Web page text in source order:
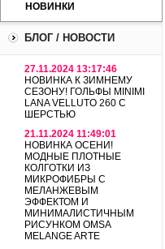
НОВИНКИ
БЛОГ / НОВОСТИ
27.11.2024 13:17:46
НОВИНКА К ЗИМНЕМУ
СЕЗОНУ! ГОЛЬФЫ MINIMI
LANA VELLUTO 260 С
ШЕРСТЬЮ
21.11.2024 11:49:01
НОВИНКА ОСЕНИ!
МОДНЫЕ ПЛОТНЫЕ
КОЛГОТКИ ИЗ
МИКРОФИБРЫ С
МЕЛАНЖЕВЫМ
ЭФФЕКТОМ И
МИНИМАЛИСТИЧНЫМ
РИСУНКОМ OMSA
MELANGE ARTE